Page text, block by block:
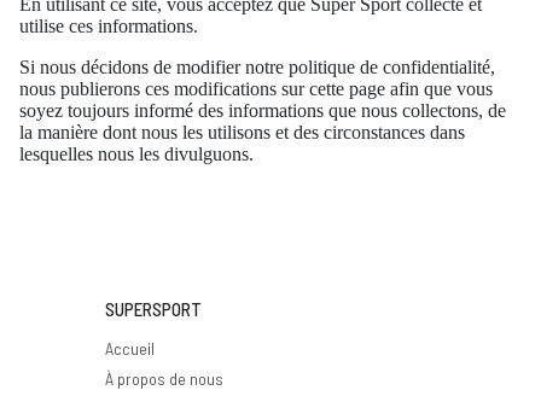
En utilisant ce site, vous acceptez que Super Sport collecte et
utilise ces informations.
Si nous décidons de modifier notre politique de confidentialité,
nous publierons ces modifications sur cette page afin que vous
soyez toujours informé des informations que nous collectons, de
la manière dont nous les utilisons et des circonstances dans
lesquelles nous les divulguons.
SUPERSPORT
Accueil
À propos de nous